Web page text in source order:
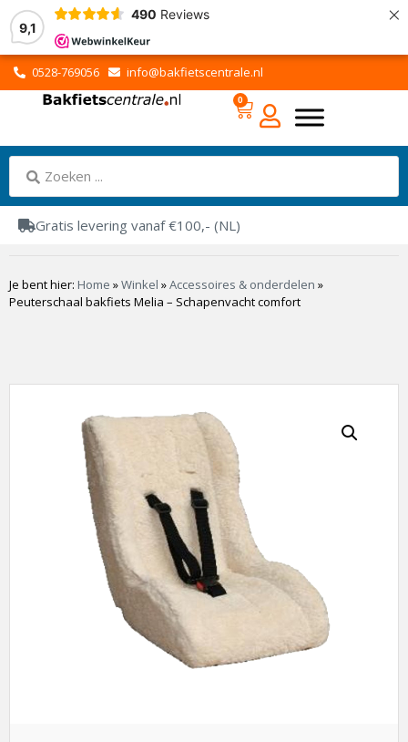
9,1
490 Reviews ×
0528-769056 info@bakfietscentrale.nl
0
Gratis levering vanaf €100,- (NL)
Je bent hier: Home »Winkel »Accessoires & onderdelen »
Peuterschaal bakfiets Melia – Schapenvacht comfort